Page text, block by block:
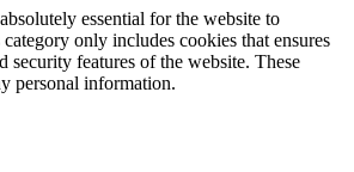
essential for the website to
only includes cookies that ensures
security features of the website. These
personal information.